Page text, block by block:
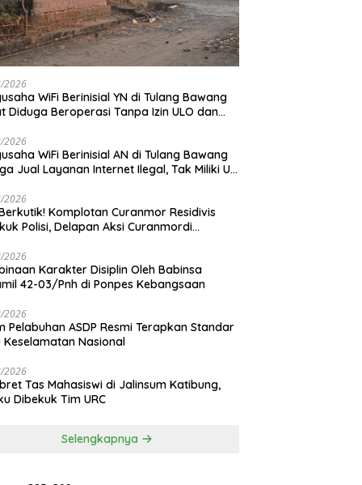
2026
WiFi Berinisial YN di Tulang Bawang
Diduga Beroperasi Tanpa Izin ULO dan
2026
WiFi Berinisial AN di Tulang Bawang
Jual Layanan Internet Ilegal, Tak Miliki Uji
2026
Komplotan Curanmor Residivis
Polisi, Delapan Aksi Curanmordi
2026
Karakter Disiplin Oleh Babinsa
42-03/Pnh di Ponpes Kebangsaan
2026
Pelabuhan ASDP Resmi Terapkan Standar
Keselamatan Nasional
2026
Tas Mahasiswi di Jalinsum Katibung,
Dibekuk Tim URC
Selengkapnya